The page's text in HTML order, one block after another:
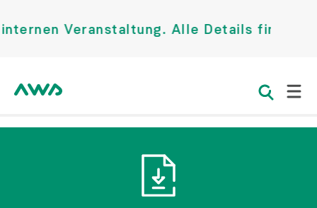
Veranstaltung. Alle Details finden